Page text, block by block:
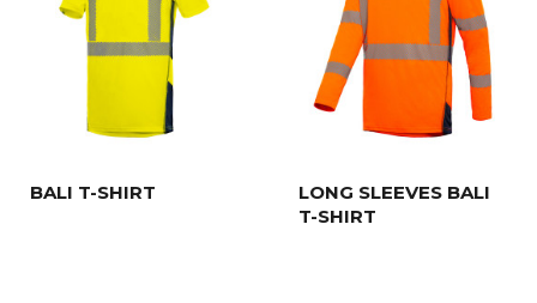
BALI T-SHIRT
LONG SLEEVES BALI
T-SHIRT